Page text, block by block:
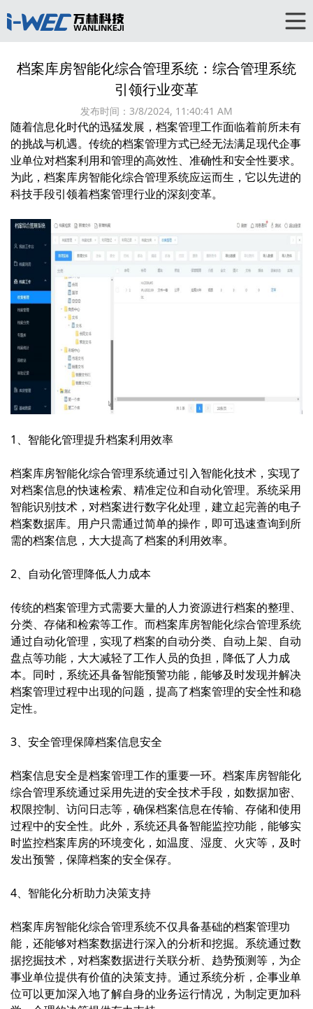
档案库房智能化综合管理系统：综合管理系统
引领行业变革
发布时间： 3/8/2024, 11:40:41 AM
随着信息化时代的迅猛发展，档案管理工作面临着前所未有
的挑战与机遇。传统的档案管理方式已经无法满足现代企事
业单位对档案利用和管理的高效性、准确性和安全性要求。
为此，档案库房智能化综合管理系统应运而生，它以先进的
科技手段引领着档案管理行业的深刻变革。
1、智能化管理提升档案利用效率
档案库房智能化综合管理系统通过引入智能化技术，实现了
对档案信息的快速检索、精准定位和自动化管理。系统采用
智能识别技术，对档案进行数字化处理，建立起完善的电子
档案数据库。用户只需通过简单的操作，即可迅速查询到所
需的档案信息，大大提高了档案的利用效率。
2、自动化管理降低人力成本
传统的档案管理方式需要大量的人力资源进行档案的整理、
分类、存储和检索等工作。而档案库房智能化综合管理系统
通过自动化管理，实现了档案的自动分类、自动上架、自动
盘点等功能，大大减轻了工作人员的负担，降低了人力成
本。同时，系统还具备智能预警功能，能够及时发现并解决
档案管理过程中出现的问题，提高了档案管理的安全性和稳
定性。
3、安全管理保障档案信息安全
档案信息安全是档案管理工作的重要一环。档案库房智能化
综合管理系统通过采用先进的安全技术手段，如数据加密、
权限控制、访问日志等，确保档案信息在传输、存储和使用
过程中的安全性。此外，系统还具备智能监控功能，能够实
时监控档案库房的环境变化，如温度、湿度、火灾等，及时
发出预警，保障档案的安全保存。
4、智能化分析助力决策支持
档案库房智能化综合管理系统不仅具备基础的档案管理功
能，还能够对档案数据进行深入的分析和挖掘。系统通过数
据挖掘技术，对档案数据进行关联分析、趋势预测等，为企
事业单位提供有价值的决策支持。通过系统分析，企事业单
位可以更加深入地了解自身的业务运行情况，为制定更加科